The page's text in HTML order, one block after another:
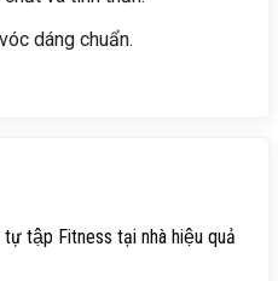
dáng chuẩn.
tập Fitness tại nhà hiệu quả